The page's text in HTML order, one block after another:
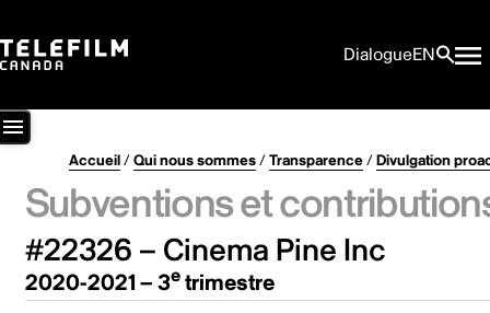
DialogueEN
Accueil/Qui nous sommes/Transparence/Divulgation
Subventions et
#22326 – Cinema Pine Inc
2020-2021 – 3etrimestre